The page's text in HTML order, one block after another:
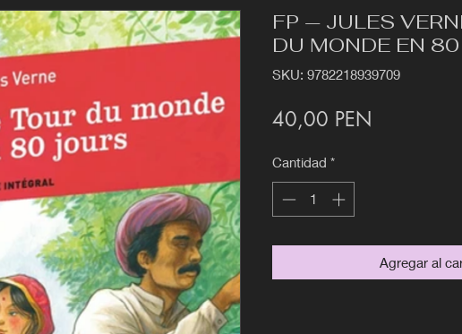
FP — JULES
DU MONDE EN
SKU: 9782218939709
40,00 PEN
Cantidad *
Agregar al